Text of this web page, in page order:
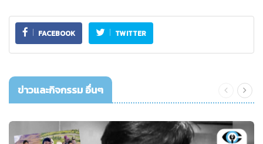
FACEBOOK TWITTER
ข่าวและกิจกรรม อื่นๆ